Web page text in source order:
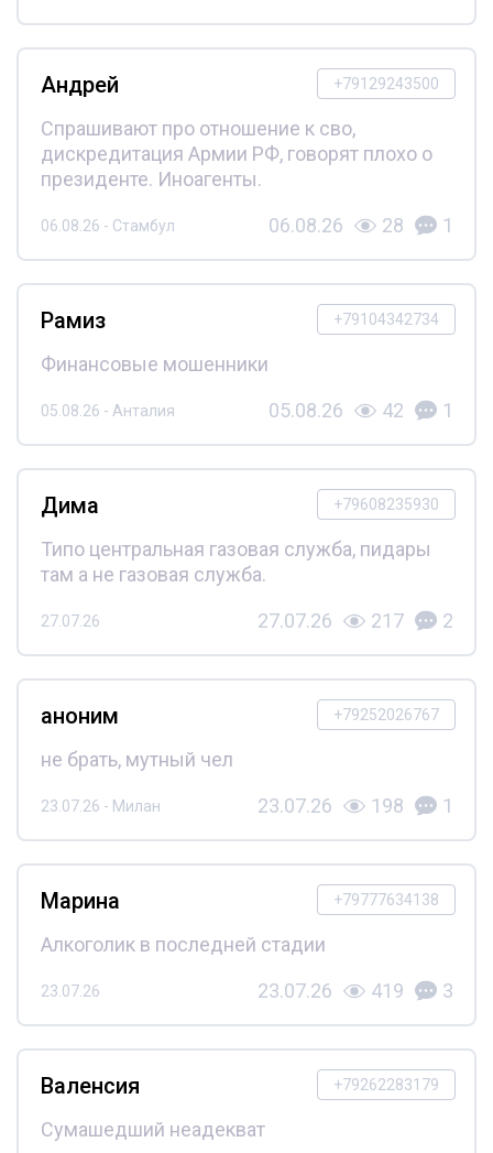
+79129243500
Андрей
Спрашивают про отношение к сво,
дискредитация Армии РФ, говорят плохо о
президенте. Иноагенты.
06.08.26 - Стамбул 06.08.26 28 1
+79104342734
Рамиз
Финансовые мошенники
05.08.26 - Анталия 05.08.26 42 1
+79608235930
Дима
Типо центральная газовая служба, пидары
там а не газовая служба.
27.07.26 27.07.26 217 2
+79252026767
аноним
не брать, мутный чел
23.07.26 - Милан 23.07.26 198 1
+79777634138
Марина
Алкоголик в последней стадии
23.07.26 23.07.26 419 3
+79262283179
Валенсия
Сумашедший неадекват